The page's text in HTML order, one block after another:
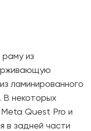
из
ламинированного
В некоторых
Meta Quest Pro и
в задней части